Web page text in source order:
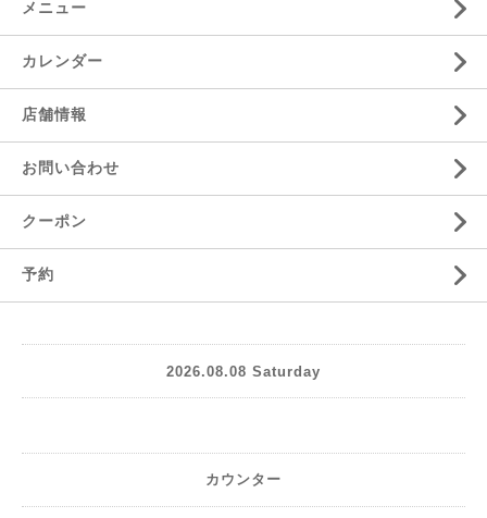
メニュー
カレンダー
店舗情報
お問い合わせ
クーポン
予約
2026.08.08 Saturday
カウンター